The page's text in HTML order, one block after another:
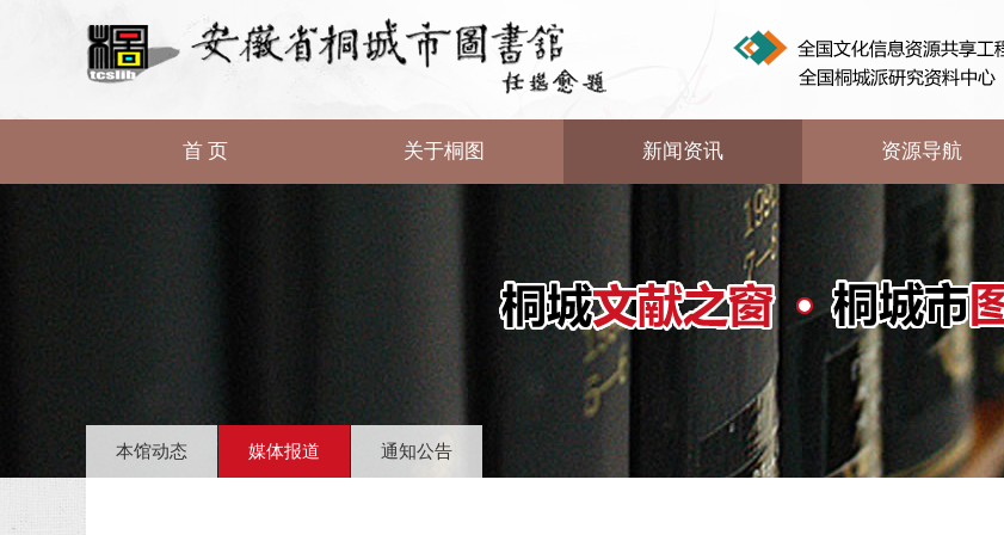
首 页 关于桐图 新闻资讯 资源导航
本馆动态 媒体报道 通知公告